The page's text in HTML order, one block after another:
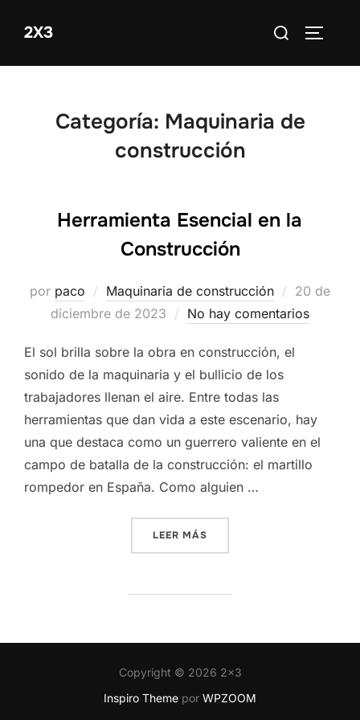
2X3 Buscar:
Categoría: Maquinaria de
construcción
Herramienta Esencial en la
Construcción
por paco Maquinaria de construcción
Publicado
el
20 de
diciembre de 2023
No hay comentarios
El sol brilla sobre la obra en construcción, el
sonido de la maquinaria y el bullicio de los
trabajadores llenan el aire. Entre todas las
herramientas que dan vida a este escenario, hay
una que destaca como un guerrero valiente en el
campo de batalla de la construcción: el martillo
rompedor en España. Como alguien …
LEER MÁS
Copyright © 2026 2x3
Inspiro Theme por WPZOOM